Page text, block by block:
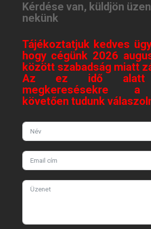
Kérdése van, küldjön
nekünk
Tájékoztatjuk kedves
hogy cégünk 2026
között szabadság miatt
Az ez idő alatt
megkeresésekre
követően tudunk